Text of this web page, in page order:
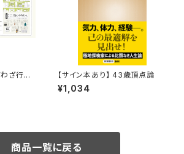
ざ行き
記念ト
【サイン本あり】 43歳頂点論
¥1,034
商品一覧に戻る